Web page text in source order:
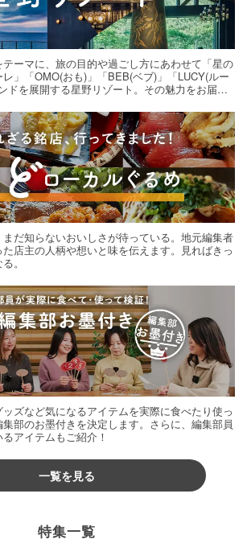
テーマに、旅の目的や過ごし方にあわせて「星の
」「OMO(おも)」「BEB(ベブ)」「LUCY(ルー
ドを展開する星野リゾート。その魅力をお届け
だ知らないおいしさが待っている。地元編集者
店主の人柄や想いと味を伝えます。見ればきっ
。
ズなど気になるアイテムを実際に食べたり使っ
部のお墨付きを決定します。さらに、編集部員
アイテムもご紹介！
一覧を見る
特集一覧